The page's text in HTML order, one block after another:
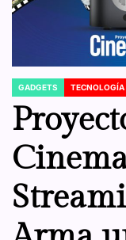
POSTED
IN
GADGETS TECNOLOGÍA